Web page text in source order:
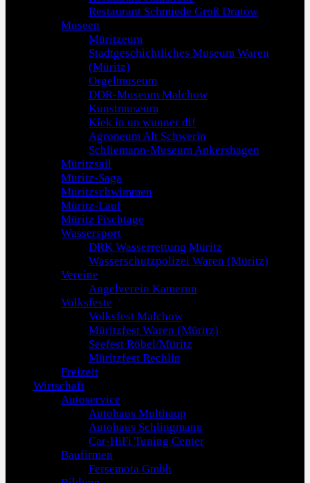
Restaurant Schmiede Groß Dratow
Museen
Müritzeum
Stadtgeschichtliches Museum Waren
(Müritz)
Orgelmuseum
DDR-Museum Malchow
Kunstmuseum
Kiek in un wunner di!
Agroneum Alt Schwerin
Schliemann-Museum Ankershagen
Müritzsail
Müritz-Saga
Müritzschwimmen
Müritz-Lauf
Müritz Fischtage
Wassersport
DRK Wasserrettung Müritz
Wasserschutzpolizei Waren (Müritz)
Vereine
Angelverein Kamerun
Volksfeste
Volksfest Malchow
Müritzfest Waren (Müritz)
Seefest Röbel/Müritz
Müritzfest Rechlin
Freizeit
Wirtschaft
Autoservice
Autohaus Multhaup
Autohaus Schlingmann
Car-HiFi Tuning Center
Baufirmen
Fersemota Gmbh